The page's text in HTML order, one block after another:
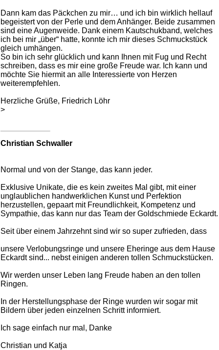
Dann kam das Päckchen zu mir… und ich bin wirklich hellauf
begeistert von der Perle und dem Anhänger. Beide zusammen
sind eine Augenweide. Dank einem Kautschukband, welches
ich bei mir „über“ hatte, konnte ich mir dieses Schmuckstück
gleich umhängen.
So bin ich sehr glücklich und kann Ihnen mit Fug und Recht
schreiben, dass es mir eine große Freude war. Ich kann und
möchte Sie hiermit an alle Interessierte von Herzen
weiterempfehlen.
Herzliche Grüße, Friedrich Löhr
>
Christian Schwaller
Normal und von der Stange, das kann jeder.
Exklusive Unikate, die es kein zweites Mal gibt, mit einer
unglaublichen handwerklichen Kunst und Perfektion
herzustellen, gepaart mit Freundlichkeit, Kompetenz und
Sympathie, das kann nur das Team der Goldschmiede Eckardt.
Seit über einem Jahrzehnt sind wir so super zufrieden, dass
unsere Verlobungsringe und unsere Eheringe aus dem Hause
Eckardt sind... nebst einigen anderen tollen Schmuckstücken.
Wir werden unser Leben lang Freude haben an den tollen
Ringen.
In der Herstellungsphase der Ringe wurden wir sogar mit
Bildern über jeden einzelnen Schritt informiert.
Ich sage einfach nur mal, Danke
Christian und Katja